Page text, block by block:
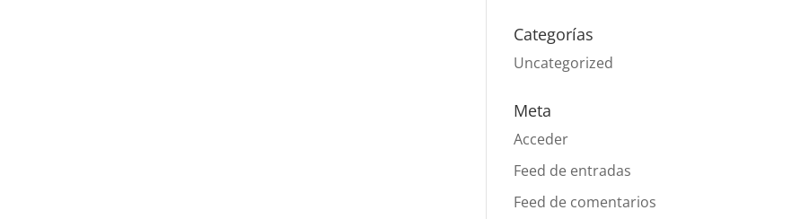
Categorías
Uncategorized
Meta
Acceder
Feed de entradas
Feed de comentarios